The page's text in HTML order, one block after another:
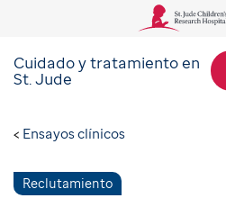
Acerca de St. Jude
Cuidado y tratamiento
Investigación
Cuidado y tratamiento en
St. Jude
Ensayos clínicos
Reclutamiento